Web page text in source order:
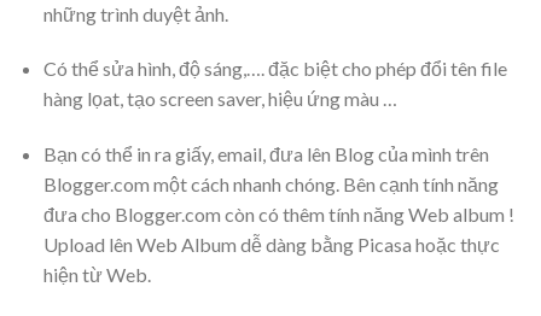
những trình duyệt ảnh.
Có thể sửa hình, độ sáng,…. đặc biệt cho phép đổi tên file
hàng lọat, tạo screen saver, hiệu ứng màu …
Bạn có thể in ra giấy, email, đưa lên Blog của mình trên
Blogger.com một cách nhanh chóng. Bên cạnh tính năng
đưa cho Blogger.com còn có thêm tính năng Web album !
Upload lên Web Album dễ dàng bằng Picasa hoặc thực
hiện từ Web.